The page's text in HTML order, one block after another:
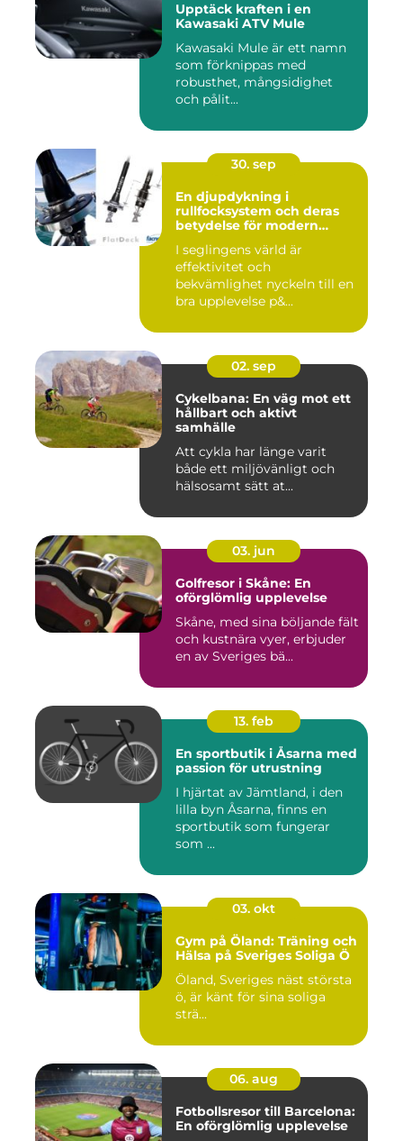
Upptäck kraften i en
Kawasaki ATV Mule
Kawasaki Mule är ett namn
som förknippas med
robusthet, mångsidighet
och pålit...
30. sep
En djupdykning i
rullfocksystem och deras
betydelse för modern
I seglingens värld är
effektivitet och
bekvämlighet nyckeln till en
bra upplevelse p&...
02. sep
Cykelbana: En väg mot ett
hållbart och aktivt
samhälle
Att cykla har länge varit
både ett miljövänligt och
hälsosamt sätt at...
03. jun
Golfresor i Skåne: En
oförglömlig upplevelse
Skåne, med sina böljande fält
och kustnära vyer, erbjuder
en av Sveriges bä...
13. feb
En sportbutik i Åsarna med
passion för utrustning
I hjärtat av Jämtland, i den
lilla byn Åsarna, finns en
sportbutik som fungerar
som ...
03. okt
Gym på Öland: Träning och
Hälsa på Sveriges Soliga Ö
Öland, Sveriges näst största
ö, är känt för sina soliga
strä...
06. aug
Fotbollsresor till Barcelona:
En oförglömlig upplevelse